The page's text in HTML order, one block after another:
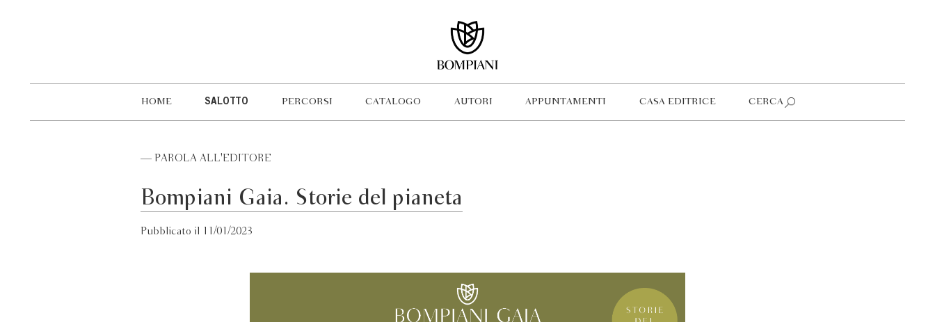
HOME SALOTTO PERCORSI CATALOGO AUTORI APPUNTAMENTI CASA EDITRICE CERCA
— PAROLA ALL'EDITORE
Bompiani Gaia. Storie del pianeta
Pubblicato il 11/01/2023